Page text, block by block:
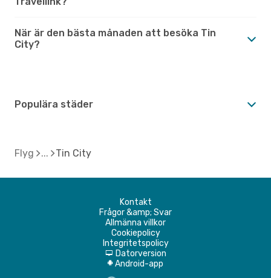
När är den bästa månaden att besöka Tin
City?
Populära städer
Flyg Tin City
Kontakt
Frågor &amp; Svar
Allmänna villkor
Cookiepolicy
Integritetspolicy
d Datorversion
A Android-app